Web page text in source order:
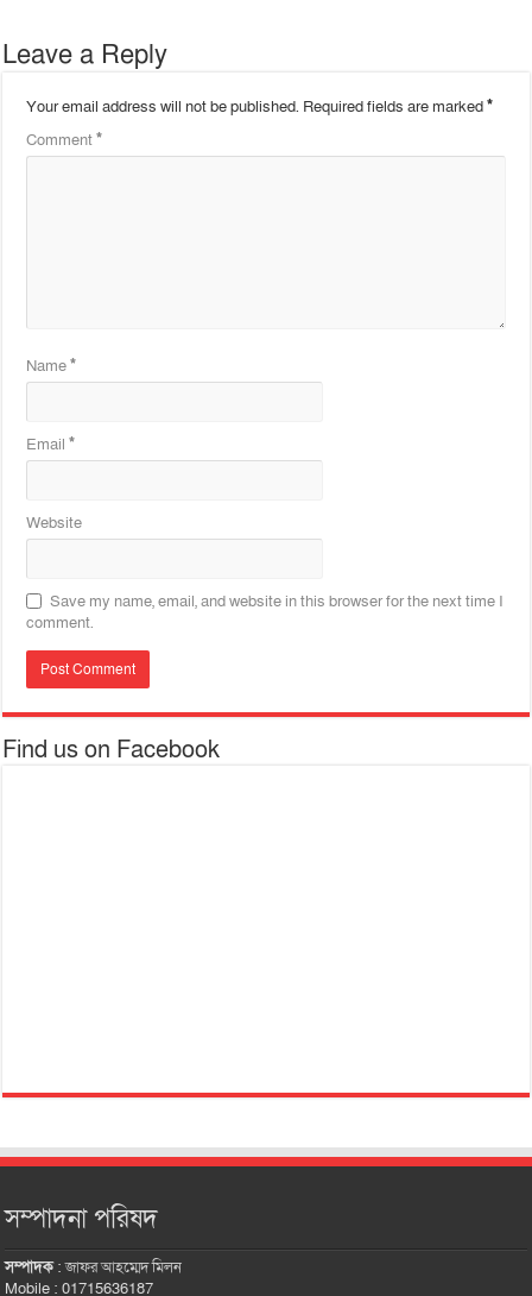
Leave a Reply
Your email address will not be published. Required fields are marked*
Comment*
Name*
Email*
Website
Save my name, email, and website in this browser for the next time I
comment.
Find us on Facebook
সম্পাদনা পরিষদ
সম্পাদক:জাফর আহম্মেদ মিলন
Mobile : 01715636187